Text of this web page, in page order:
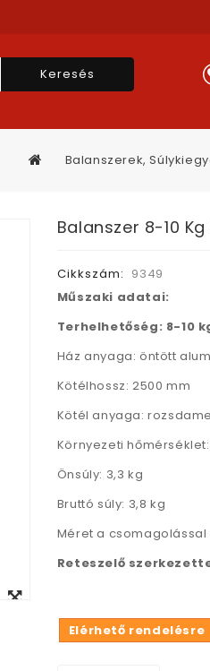
Keresés
Balanszerek,
Balanszer 8-10
Cikkszám: 9349
Műszaki adatai:
Terhelhetőség: 8-10
Ház anyaga: öntött
Kötélhossz: 2500 mm
Kötél anyaga:
Környezeti
Önsúly: 3,3 kg
Bruttó súly: 3,8 kg
Méret a csomagolással
Reteszelő
Elérhető rendelésre